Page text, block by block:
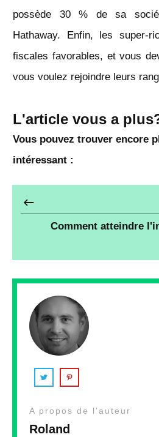
possède 30 % de sa
Hathaway. Enfin, les super-
fiscales favorables, et vous
vous voulez rejoindre leurs
L'article vous a
Vous pouvez trouver encore
intéressant :
Comment atteindre
A propos de l'auteur
Roland